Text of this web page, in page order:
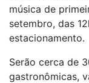
música de
setembro, das
estacionamento.
Serão cerca de
gastronômicas,